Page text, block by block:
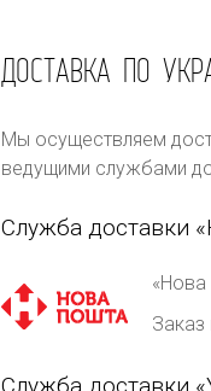
ДОСТАВКА ПО
Мы осуществляем
ведущими службами
Служба доставки
Заказ